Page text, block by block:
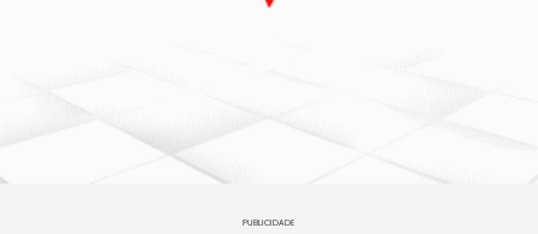
PUBLICIDADE